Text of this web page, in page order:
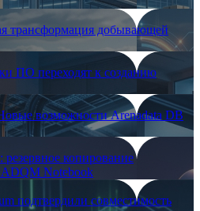
трансформация добывающей
ПО переходят к созданию
возможности Arenadata DB
копирование
Notebook
подтвердили совместимость